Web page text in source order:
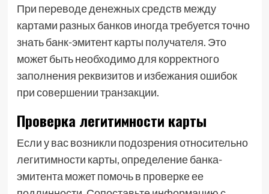
При переводе денежных средств между
картами разных банков иногда требуется точно
знать банк-эмитент карты получателя. Это
может быть необходимо для корректного
заполнения реквизитов и избежания ошибок
при совершении транзакции.
Проверка легитимности карты
Если у вас возникли подозрения относительно
легитимности карты, определение банка-
эмитента может помочь в проверке ее